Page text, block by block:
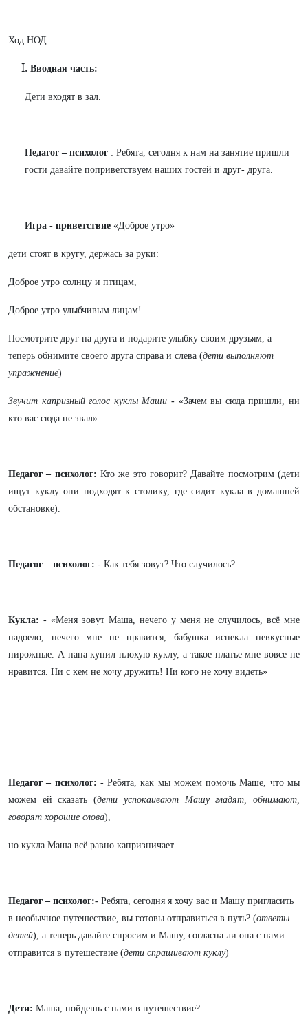
Ход НОД:
Вводная часть:
Дети входят в зал.
Педагог – психолог : Ребята, сегодня к нам на занятие пришли
гости давайте поприветствуем наших гостей и друг- друга.
Игра - приветствие «Доброе утро»
дети стоят в кругу, держась за руки:
Доброе утро солнцу и птицам,
Доброе утро улыбчивым лицам!
Посмотрите друг на друга и подарите улыбку своим друзьям, а
теперь обнимите своего друга справа и слева (дети выполняют
упражнение)
Звучит капризный голос куклы Маши - «Зачем вы сюда пришли, ни
кто вас сюда не звал»
Педагог – психолог: Кто же это говорит? Давайте посмотрим (дети
ищут куклу они подходят к столику, где сидит кукла в домашней
обстановке).
Педагог – психолог: - Как тебя зовут? Что случилось?
Кукла: - «Меня зовут Маша, нечего у меня не случилось, всё мне
надоело, нечего мне не нравится, бабушка испекла невкусные
пирожные. А папа купил плохую куклу, а такое платье мне вовсе не
нравится. Ни с кем не хочу дружить! Ни кого не хочу видеть»
Педагог – психолог: -Ребята, как мы можем помочь Маше, что мы
можем ей сказать (дети успокаивают Машу гладят, обнимают,
говорят хорошие слова),
но кукла Маша всё равно капризничает.
Педагог – психолог:- Ребята, сегодня я хочу вас и Машу пригласить
в необычное путешествие, вы готовы отправиться в путь? (ответы
детей), а теперь давайте спросим и Машу, согласна ли она с нами
отправится в путешествие (дети спрашивают куклу)
Дети: Маша, пойдешь с нами в путешествие?